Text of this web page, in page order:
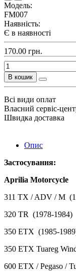
Модель:
FM007
Наявність:
Є в наявності
170.00 грн.
В кошик
Всі види оплат
Власний сервіс-
Швидка доставка
Опис
Застосування:
Aprilia Motorcycle
311 TX / ADV / M
320 TR (1978-1984)
350 ETX (1985-
350 ETX Tuareg
600 ETX / Pegaso /